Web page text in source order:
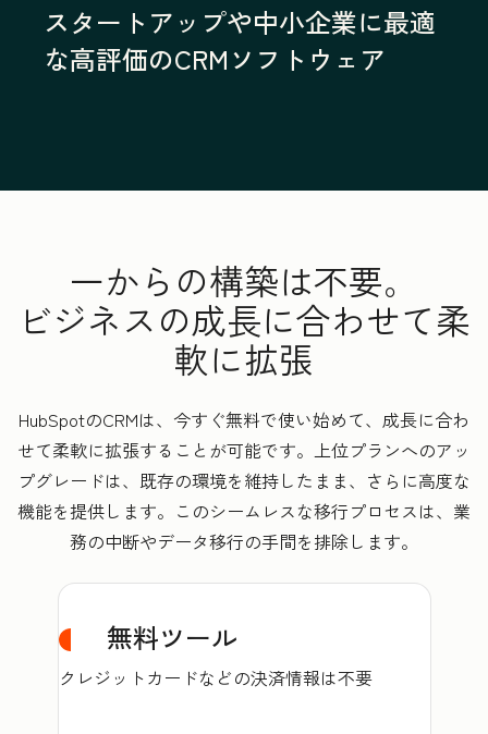
スタートアップや中小企業に最適
な高評価のCRMソフトウェア
一からの構築は不要。
ビジネスの成長に合わせて柔
軟に拡張
HubSpotのCRMは、今すぐ無料で使い始めて、成長に合わ
せて柔軟に拡張することが可能です。上位プランへのアッ
プグレードは、既存の環境を維持したまま、さらに高度な
機能を提供します。このシームレスな移行プロセスは、業
務の中断やデータ移行の手間を排除します。
無料ツール
クレジットカードなどの決済情報は不要